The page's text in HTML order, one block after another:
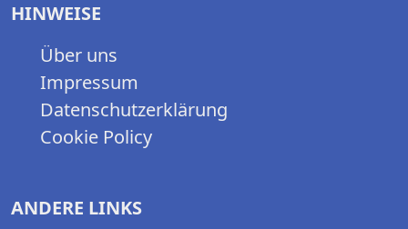
HINWEISE
Über uns
Impressum
Datenschutzerklärung
Cookie Policy
ANDERE LINKS